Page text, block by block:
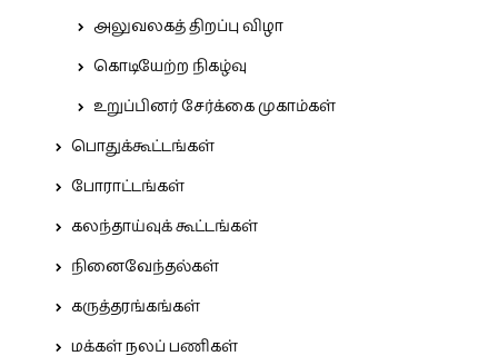
அலுவலகத் திறப்பு விழா
கொடியேற்ற நிகழ்வு
உறுப்பினர் சேர்க்கை முகாம்கள்
பொதுக்கூட்டங்கள்
போராட்டங்கள்
கலந்தாய்வுக் கூட்டங்கள்
நினைவேந்தல்கள்
கருத்தரங்கங்கள்
மக்கள் நலப் பணிகள்